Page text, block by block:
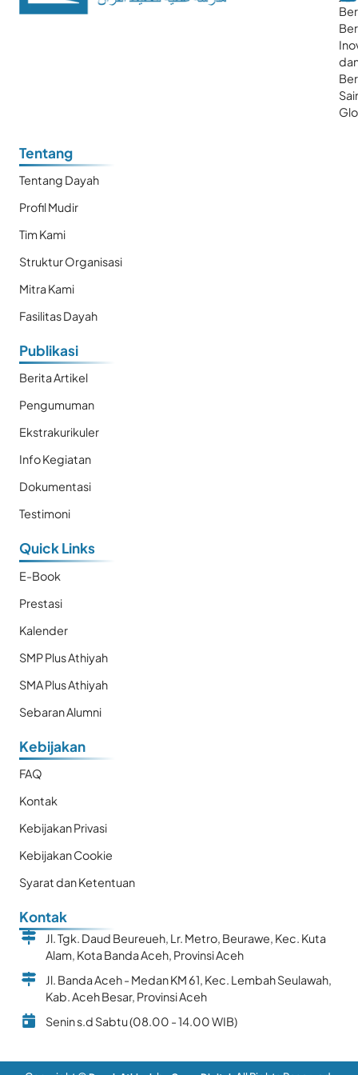
Tentang
Tentang Dayah
Profil Mudir
Tim Kami
Struktur Organisasi
Mitra Kami
Fasilitas Dayah
Publikasi
Berita Artikel
Pengumuman
Ekstrakurikuler
Info Kegiatan
Dokumentasi
Testimoni
Quick Links
E-Book
Prestasi
Kalender
SMP Plus Athiyah
SMA Plus Athiyah
Sebaran Alumni
Kebijakan
FAQ
Kontak
Kebijakan Privasi
Kebijakan Cookie
Syarat dan Ketentuan
Kontak
Jl. Tgk. Daud Beureueh, Lr. Metro, Beurawe, Kec. Kuta
Alam, Kota Banda Aceh, Provinsi Aceh
Jl. Banda Aceh - Medan KM 61, Kec. Lembah Seulawah,
Kab. Aceh Besar, Provinsi Aceh
Senin s.d Sabtu (08.00 - 14.00 WIB)